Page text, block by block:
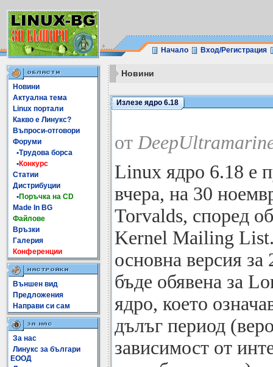
Начало Вход/Регистрация
Новини
Актуална тема
Linux портали
Какво е Линукс?
Въпроси-отговори
Форуми
•Трудова борса
•Конкурс
Статии
Дистрибуции
•Поръчка на CD
Made In BG
Файлове
Връзки
Галерия
Конференции
Външен вид
Предложения
Направи си сам
За нас
Линукс за българи
ЕООД
Новини
Излезе ядро 6.18
от
Linux ядро 6.18 е
вчера, на 30
Torvalds, според
Kernel Mailing List.
основна версия за
бъде обявена за
ядро, което
дълъг период
зависимост от